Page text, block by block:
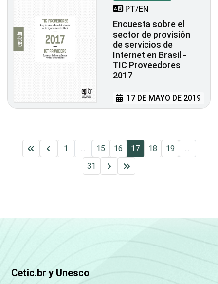
PT/EN
Encuesta sobre el
sector de provisión
de servicios de
Internet en Brasil -
TIC Proveedores
2017
17 DE MAYO DE 2019
1 15 16 17 18 19
31
Cetic.br y Unesco